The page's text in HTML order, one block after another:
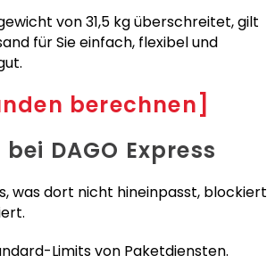
von 31,5 kg überschreitet, gilt
für Sie einfach, flexibel und
berechnen]
DAGO Express
was dort nicht hineinpasst, blockiert
Limits von Paketdiensten.